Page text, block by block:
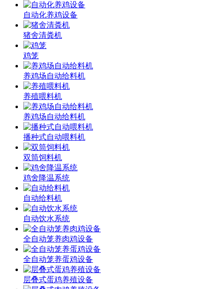
自动化养鸡设备
猪舍清粪机
鸡笼
养鸡场自动给料机
养殖喂料机
养鸡场自动给料机
播种式自动喂料机
双筒饲料机
鸡舍降温系统
自动给料机
自动饮水系统
全自动笼养肉鸡设备
全自动笼养蛋鸡设备
层叠式蛋鸡养殖设备